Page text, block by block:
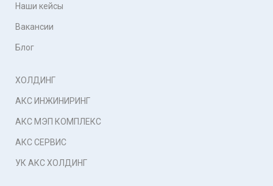
Наши кейсы
Вакансии
Блог
ХОЛДИНГ
АКС ИНЖИНИРИНГ
АКС МЭП КОМПЛЕКС
АКС СЕРВИС
УК АКС ХОЛДИНГ